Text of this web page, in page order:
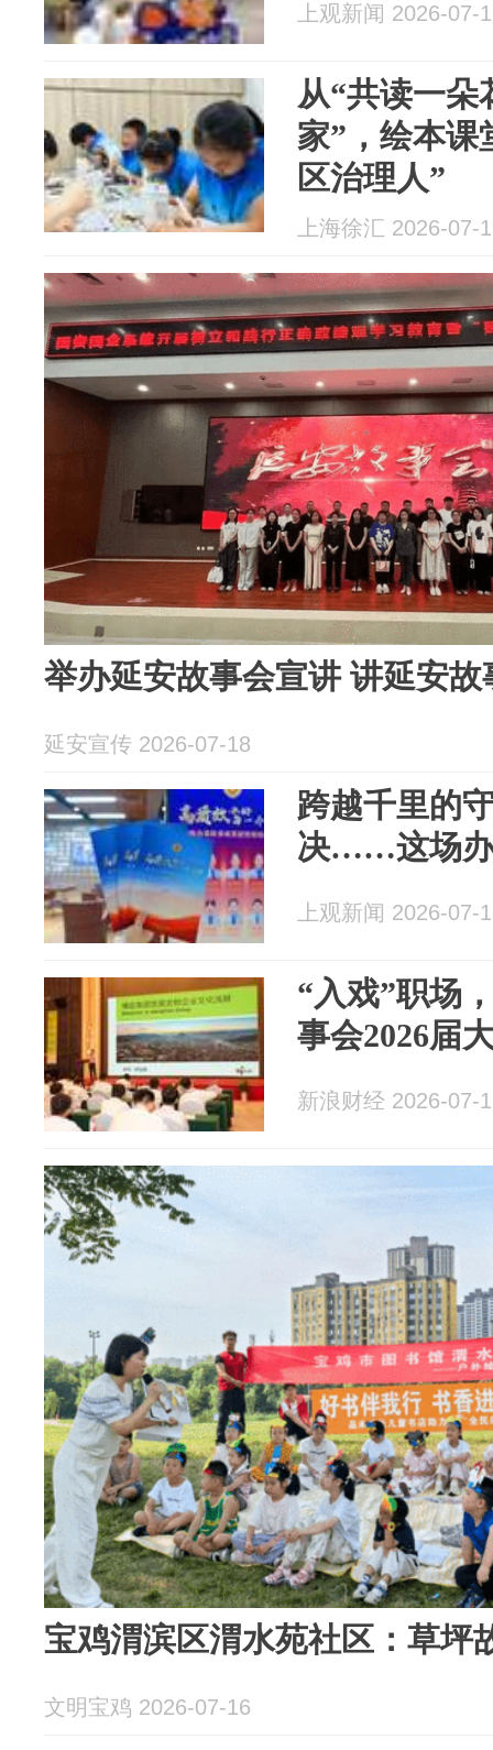
上观新闻 2026-07-
从“共读一朵
家”，绘本课
区治理人”
上海徐汇 2026-07-
举办延安故事会宣讲 讲延安
延安宣传 2026-07-18
跨越千里的
决……这场办
上观新闻 2026-07-
“入戏”职场
事会2026届
新浪财经 2026-07-
宝鸡渭滨区渭水苑社区：草坪
文明宝鸡 2026-07-16